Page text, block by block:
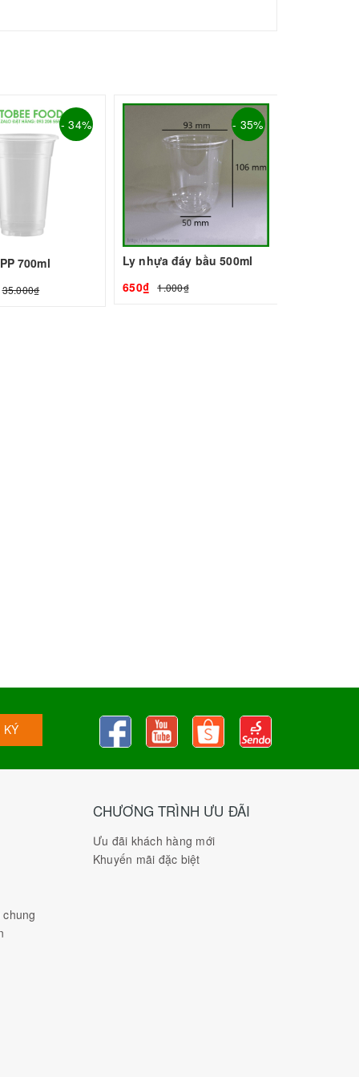
- 34%
700ml
35.000₫
- 35%
Ly nhựa đáy bầu 500ml
650₫
1.000₫
KÝ
CHƯƠNG TRÌNH ƯU ĐÃI
Ưu đãi khách hàng mới
Khuyến mãi đặc biệt